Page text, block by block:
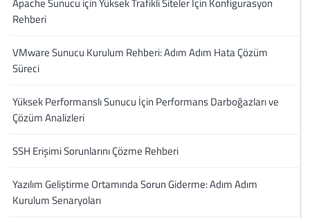
Apache Sunucu için Yüksek Trafikli Siteler İçin Konfigurasyon
Rehberi
VMware Sunucu Kurulum Rehberi: Adım Adım Hata Çözüm
Süreci
Yüksek Performanslı Sunucu İçin Performans Darboğazları ve
Çözüm Analizleri
SSH Erişimi Sorunlarını Çözme Rehberi
Yazılım Geliştirme Ortamında Sorun Giderme: Adım Adım
Kurulum Senaryoları